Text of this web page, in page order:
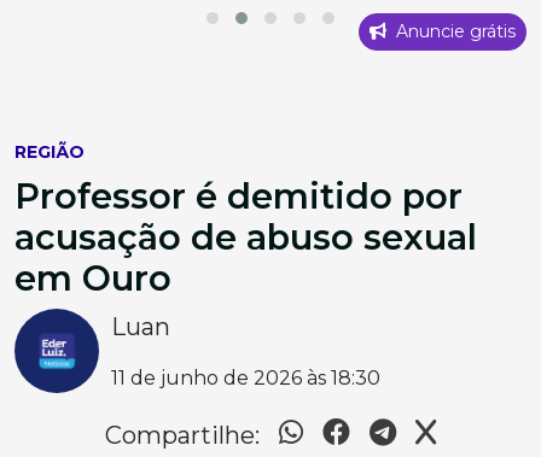
Anuncie grátis
REGIÃO
Professor é demitido por
acusação de abuso sexual
em Ouro
Luan
11 de junho de 2026 às 18:30
Compartilhe: